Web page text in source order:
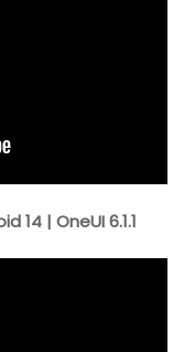
14 | OneUI 6.1.1